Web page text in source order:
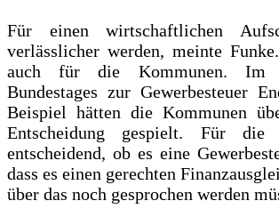
Für einen wirtschaftlichen
verlässlicher werden, meinte
auch für die Kommunen. Im
Bundestages zur Gewerbesteuer
Beispiel hätten die Kommunen
Entscheidung gespielt. Für
entscheidend, ob es eine
dass es einen gerechten
über das noch gesprochen werden